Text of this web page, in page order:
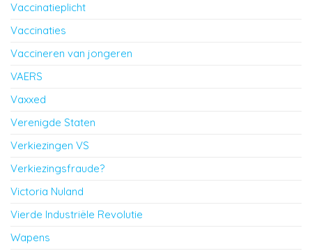
Vaccinatieplicht
Vaccinaties
Vaccineren van jongeren
VAERS
Vaxxed
Verenigde Staten
Verkiezingen VS
Verkiezingsfraude?
Victoria Nuland
Vierde Industriële Revolutie
Wapens